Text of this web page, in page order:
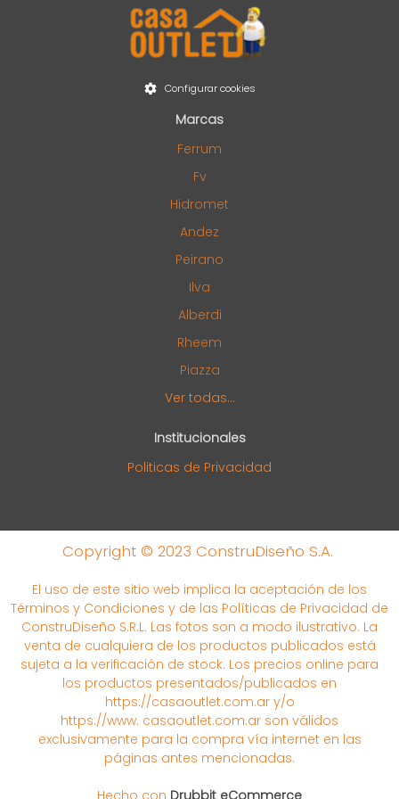
Configurar cookies
Marcas
Ferrum
Fv
Hidromet
Andez
Peirano
Ilva
Alberdi
Rheem
Piazza
Ver todas...
Institucionales
Politicas de Privacidad
Copyright © 2023 ConstruDiseño S.A.
El uso de este sitio web implica la aceptación de los
Términos y Condiciones y de las Políticas de Privacidad de
ConstruDiseño S.R.L. Las fotos son a modo ilustrativo. La
venta de cualquiera de los productos publicados está
sujeta a la verificación de stock. Los precios online para
los productos presentados/publicados en
https://casaoutlet.com.ar y/o
https://www. casaoutlet.com.ar son válidos
exclusivamente para la compra vía internet en las
páginas antes mencionadas.
Hecho con Drubbit eCommerce